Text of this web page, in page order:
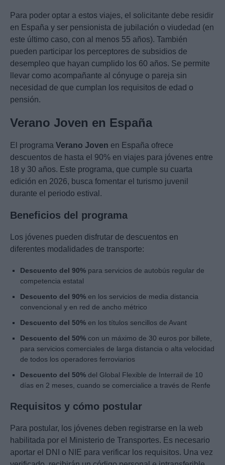
Para poder optar a estos viajes, el solicitante debe residir
en España y ser pensionista de jubilación o viudedad (en
este último caso, con al menos 55 años). También
pueden participar los perceptores de subsidios de
desempleo que hayan cumplido los 60 años. Se permite
llevar como acompañante al cónyuge o pareja sin
necesidad de que cumplan los requisitos de edad o
pensión.
Verano Joven en España
El programa Verano Joven en España ofrece
descuentos de hasta el 90% en viajes para jóvenes entre
18 y 30 años. Este programa, que cumple su cuarta
edición en 2026, busca fomentar el turismo juvenil
durante el periodo estival.
Beneficios del programa
Los jóvenes pueden disfrutar de descuentos en
diferentes modalidades de transporte:
Descuento del 90% para servicios de autobús regular de
competencia estatal
Descuento del 90% en los servicios de media distancia
convencional y en red de ancho métrico
Descuento del 50% en los títulos sencillos de Avant
Descuento del 50% con un máximo de 30 euros por billete,
para servicios comerciales de larga distancia o alta velocidad
de todos los operadores ferroviarios
Descuento del 50% del Global Flexible de Interrail de 10
días en 2 meses, cuando se comercialice a través de Renfe
Requisitos y cómo postular
Para postular, los jóvenes deben registrarse en la web
habilitada por el Ministerio de Transportes. Es necesario
aportar el DNI o NIE para verificar los requisitos. Una vez